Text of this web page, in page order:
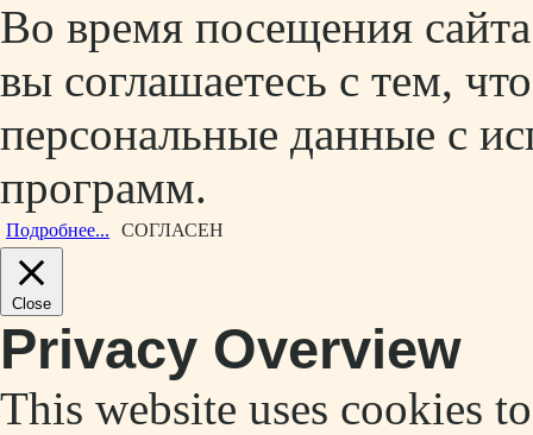
Во время посещения
вы соглашаетесь с тем,
персональные данные с
программ.
Подробнее... СОГЛАСЕН
Close
Privacy Overview
This website uses cookies